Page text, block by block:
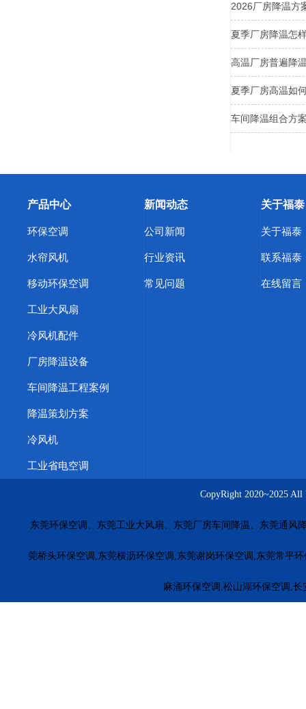
2026厂房降温方
夏季厂房降温怎
高温厂房普遍降
夏季厂房高温如
车间降温组合方
产品中心
环保空调
水帘风机
移动环保空调
工业大风扇
冷风机配件
厂房降温设备
车间降温工程案例
降温策划方案
冷风机
工业省电空调
新闻动态
公司新闻
行业资讯
常见问题
关于福泰
关于福泰
联系福泰
在线留言
CopyRight 2020~2025
东莞环保空调、东莞工业大风扇、东莞厂房车间降温、东莞通
莞桥头环保空调,东莞横沥环保空调,东莞谢岗环保空调,东莞常平
麻涌环保空调,松山湖环保空调,